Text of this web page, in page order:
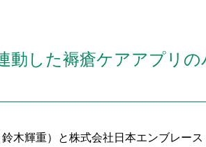
動した褥瘡ケアアプリ
木輝重）と株式会社日本エンブレー